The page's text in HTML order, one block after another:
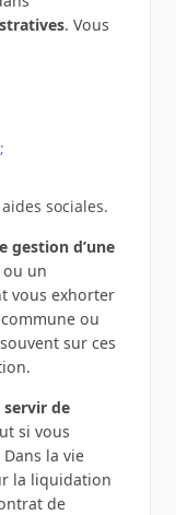
. Vous
sociales.
gestion d’une
un
vous exhorter
ou
sur ces
servir de
si vous
la vie
la liquidation
de